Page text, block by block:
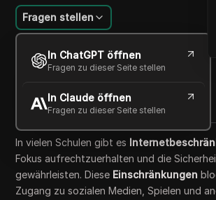
Fragen stellen
In ChatGPT öffnen
Fragen zu dieser Seite stellen
In Claude öffnen
Fragen zu dieser Seite stellen
Mikhail Kozlov
23 Okt. 2025 6 min lesen
Copy Link
In vielen Schulen gibt es
Fokus aufrechtzuerhalten und die
gewährleisten. Diese Einschränkungen
Zugang zu sozialen Medien, Spielen und